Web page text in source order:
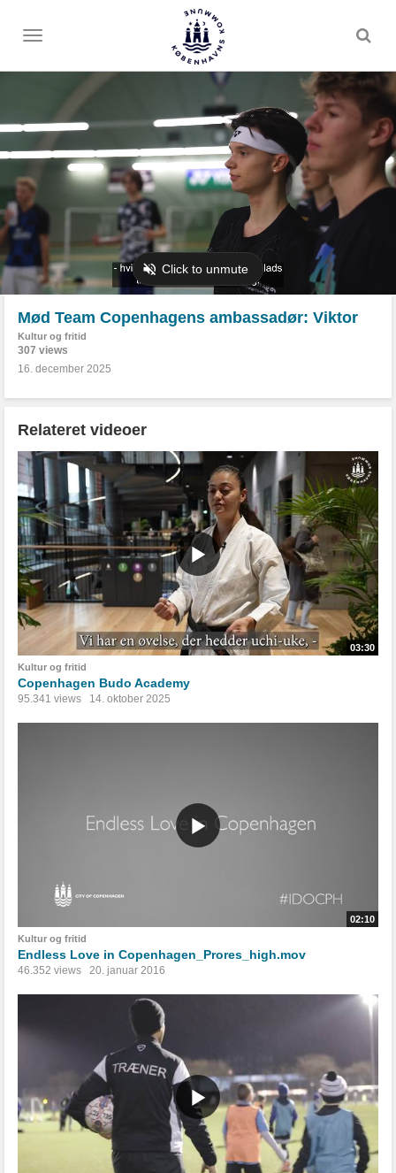
Toggle
Mød Team Copenhagens ambassadør: Viktor
Kultur og fritid
307 views
16. december 2025
Relateret videoer
03:30
Kultur og fritid
Copenhagen Budo Academy
95.341 views 14. oktober 2025
02:10
Kultur og fritid
Endless Love in Copenhagen_Prores_high.mov
46.352 views 20. januar 2016